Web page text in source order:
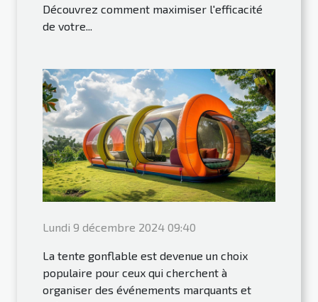
Découvrez comment maximiser l'efficacité
de votre...
Lundi 9 décembre 2024 09:40
La tente gonflable est devenue un choix
populaire pour ceux qui cherchent à
organiser des événements marquants et